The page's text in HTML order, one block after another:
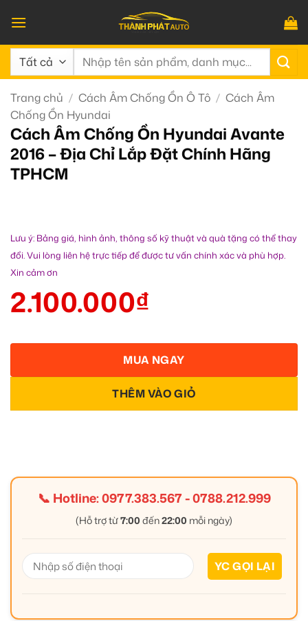
qua
nội
dung
Tìm
Trang chủ / Cách Âm Chống Ồn Ô Tô / Cách Âm
Chống Ồn Hyundai
Cách Âm Chống Ồn Hyundai Avante
2016 – Địa Chỉ Lắp Đặt Chính Hãng
TPHCM
Lưu ý: Bảng giá, hình ảnh, thông số kỹ thuật và quà tặng có thể thay
đổi. Vui lòng liên hệ trực tiếp để được tư vấn chính xác và phù hợp.
Xin cảm ơn
2.100.000₫
THÊM VÀO GIỎ
MUA NGAY
📞 Hotline:0977.383.567-0788.212.999
(Hỗ trợ từ7:00 đến22:00 mỗi ngày)